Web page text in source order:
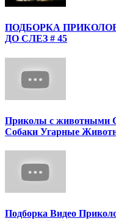
ПОДБОРКА
ДО СЛЕЗ # 45
Приколы с
Собаки Угарные
Подборка Видео